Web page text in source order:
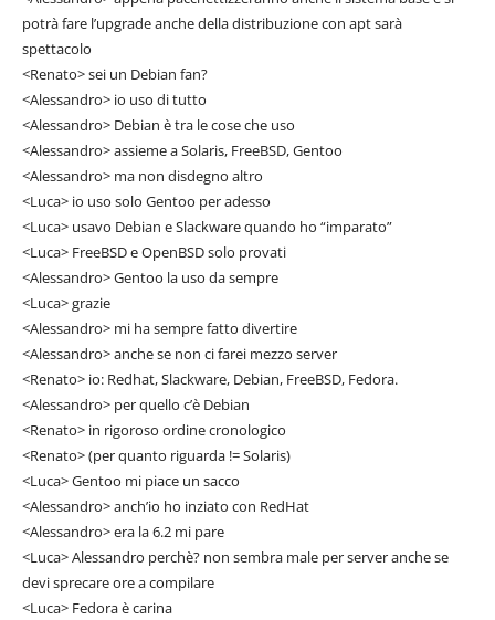
potrà fare l’upgrade anche della distribuzione con apt sarà
spettacolo
<Renato> sei un Debian fan?
<Alessandro> io uso di tutto
<Alessandro> Debian è tra le cose che uso
<Alessandro> assieme a Solaris, FreeBSD, Gentoo
<Alessandro> ma non disdegno altro
<Luca> io uso solo Gentoo per adesso
<Luca> usavo Debian e Slackware quando ho “imparato”
<Luca> FreeBSD e OpenBSD solo provati
<Alessandro> Gentoo la uso da sempre
<Luca> grazie
<Alessandro> mi ha sempre fatto divertire
<Alessandro> anche se non ci farei mezzo server
<Renato> io: Redhat, Slackware, Debian, FreeBSD, Fedora.
<Alessandro> per quello c’è Debian
<Renato> in rigoroso ordine cronologico
<Renato> (per quanto riguarda != Solaris)
<Luca> Gentoo mi piace un sacco
<Alessandro> anch’io ho inziato con RedHat
<Alessandro> era la 6.2 mi pare
<Luca> Alessandro perchè? non sembra male per server anche se
devi sprecare ore a compilare
<Luca> Fedora è carina